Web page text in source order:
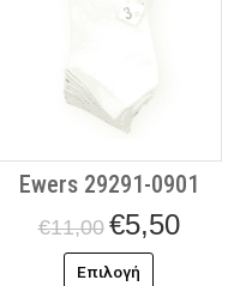
Ewers 29291-0901
€11,00 €5,50
Επιλογή
στη
σελίδα
του